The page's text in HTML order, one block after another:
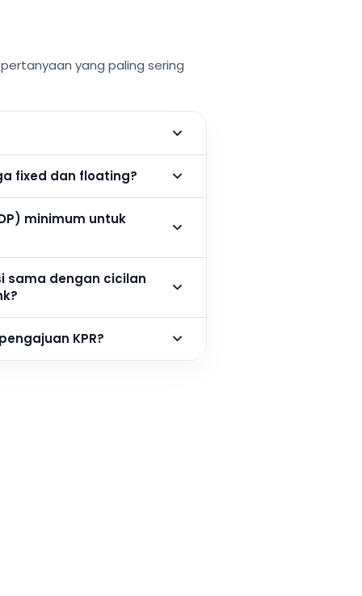
yang paling sering
fixed dan floating?
minimum untuk
sama dengan cicilan
KPR?